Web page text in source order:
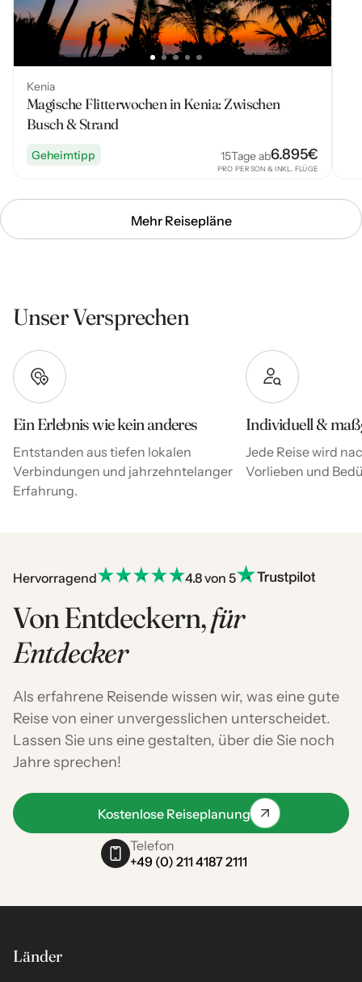
Kenia
Magische Flitterwochen in Kenia: Zwischen
Busch & Strand
Geheimtipp 15Tage ab6.895€
PRO PERSON & INKL. FLÜGE
Mehr Reisepläne
Unser Versprechen
Ein Erlebnis wie kein anderes
Entstanden aus tiefen lokalen
Verbindungen und jahrzehntelanger
Erfahrung.
Individuell &
Jede Reise wird
Vorlieben und
Hervorragend 4.8 von 5
Von Entdeckern,für
Entdecker
Als erfahrene Reisende wissen wir, was eine gute
Reise von einer unvergesslichen unterscheidet.
Lassen Sie uns eine gestalten, über die Sie noch
Jahre sprechen!
Kostenlose Reiseplanung
Telefon
+49 (0) 211 4187 2111
Länder